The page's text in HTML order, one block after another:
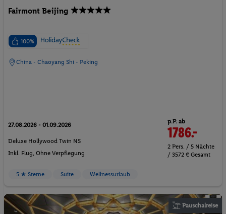
Fairmont Beijing
100%
China - Chaoyang Shi - Peking
27.08.2026 - 01.09.2026
Deluxe Hollywood Twin NS
Inkl. Flug, Ohne Verpflegung
p.P. ab
1786.-
2 Pers. / 5 Nächte
/ 3572 € Gesamt
5 ★ Sterne Suite Wellnessurlaub
Pauschalreise